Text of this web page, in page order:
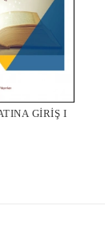
GİRİŞ I